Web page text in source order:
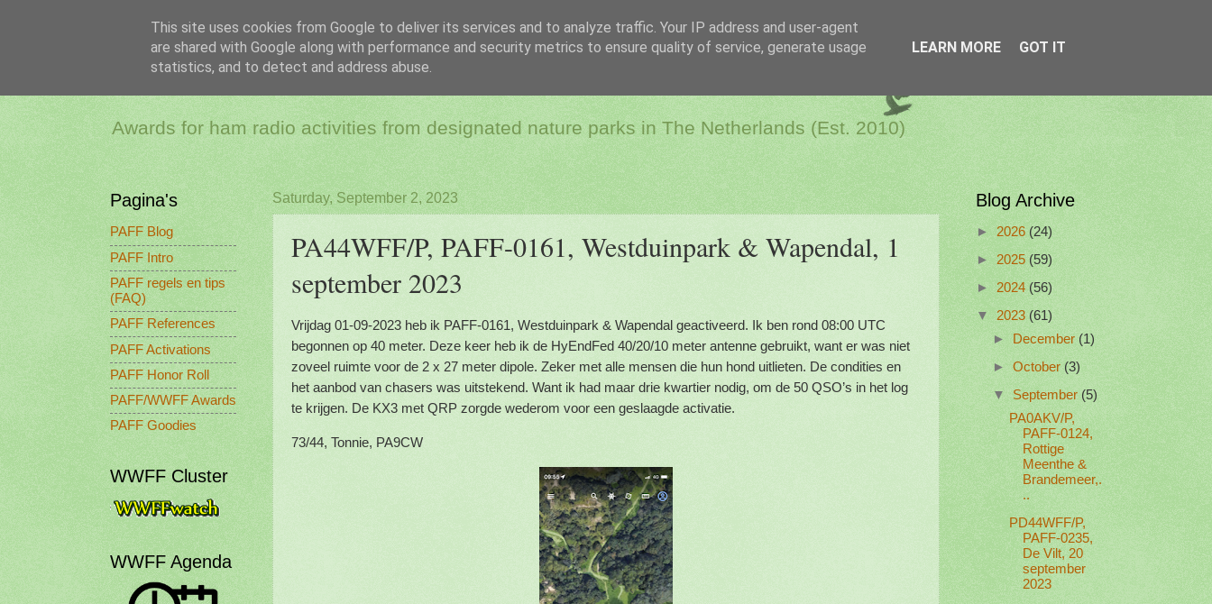
PAFF - Ham Radio & Flora and Fauna Netherlands
Awards for ham radio activities from designated nature parks in The Netherlands (Est. 2010)
Saturday, September 2, 2023
PA44WFF/P, PAFF-0161, Westduinpark & Wapendal, 1
september 2023
Vrijdag 01-09-2023 heb ik PAFF-0161, Westduinpark & Wapendal geactiveerd. Ik ben rond 08:00 UTC
begonnen op 40 meter. Deze keer heb ik de HyEndFed 40/20/10 meter antenne gebruikt, want er was niet
zoveel ruimte voor de 2 x 27 meter dipole. Zeker met alle mensen die hun hond uitlieten. De condities en
het aanbod van chasers was uitstekend. Want ik had maar drie kwartier nodig, om de 50 QSO’s in het log
te krijgen. De KX3 met QRP zorgde wederom voor een geslaagde activatie.
73/44, Tonnie, PA9CW
Pagina's
PAFF Blog
PAFF Intro
PAFF regels en tips
(FAQ)
PAFF References
PAFF Activations
PAFF Honor Roll
PAFF/WWFF Awards
PAFF Goodies
WWFF Cluster
WWFF Agenda
Blog Archive
► 2026 (24)
► 2025 (59)
► 2024 (56)
▼ 2023 (61)
►
December (1)
► October (3)
▼ September (5)
PA0AKV/P,
PAFF-0124,
Rottige
Meenthe &
Brandemeer,.
..
PD44WFF/P,
PAFF-0235,
De Vilt, 20
september
2023
This site uses cookies from Google to deliver its services and to analyze traffic. Your IP address and user-agent
are shared with Google along with performance and security metrics to ensure quality of service, generate usage
statistics, and to detect and address abuse.
LEARN MORE GOT IT